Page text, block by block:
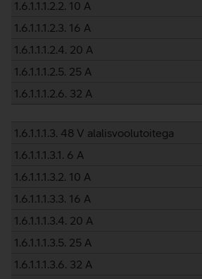
1.6.1.1.1.2.2. 10 A
1.6.1.1.1.2.3. 16 A
1.6.1.1.1.2.4. 20 A
1.6.1.1.1.2.5. 25 A
1.6.1.1.1.2.6. 32 A
1.6.1.1.1.3. 48 V alalisvoolutoitega
1.6.1.1.1.3.1. 6 A
1.6.1.1.1.3.2. 10 A
1.6.1.1.1.3.3. 16 A
1.6.1.1.1.3.4. 20 A
1.6.1.1.1.3.5. 25 A
1.6.1.1.1.3.6. 32 A